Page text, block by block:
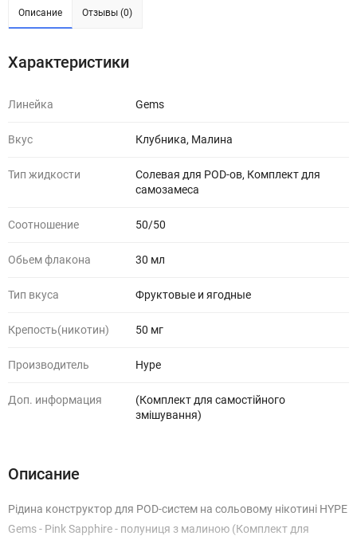
Описание Отзывы (0)
Характеристики
Линейка Gems
Вкус Клубника, Малина
Тип жидкости
Солевая для POD-ов, Комплект для
самозамеса
Соотношение 50/50
Обьем флакона 30 мл
Тип вкуса Фруктовые и ягодные
Крепость(никотин) 50 мг
Производитель Hype
Доп. информация
(Комплект для самостійного
змішування)
Описание
Рідина конструктор для POD-систем на сольовому нікотині HYPE
Gems - Pink Sapphire - полуниця з малиною (Комплект для